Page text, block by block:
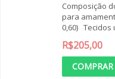
Composição
para
0,60) Tecidos
R$205,00